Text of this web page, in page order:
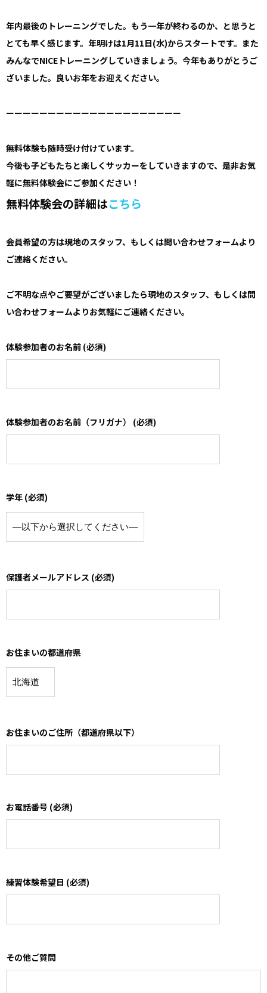
年内最後のトレーニングでした。もう一年が終わるのか、と思うと
とても早く感じます。年明けは1月11日(水)からスタートです。また
みんなでNICEトレーニングしていきましょう。今年もありがとうご
ざいました。良いお年をお迎えください。
ーーーーーーーーーーーーーーーーーーーーー
無料体験も随時受け付けています。
今後も子どもたちと楽しくサッカーをしていきますので、是非お気
軽に無料体験会にご参加ください！
無料体験会の詳細はこちら
会員希望の方は現地のスタッフ、もしくは問い合わせフォームより
ご連絡ください。
ご不明な点やご要望がございましたら現地のスタッフ、もしくは問
い合わせフォームよりお気軽にご連絡ください。
体験参加者のお名前 (必須)
体験参加者のお名前（フリガナ） (必須)
学年 (必須)
保護者メールアドレス (必須)
お住まいの都道府県
お住まいのご住所（都道府県以下）
お電話番号 (必須)
練習体験希望日 (必須)
その他ご質問